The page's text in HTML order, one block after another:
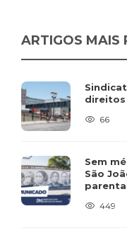
ARTIGOS MAIS
66
Sem
São
449